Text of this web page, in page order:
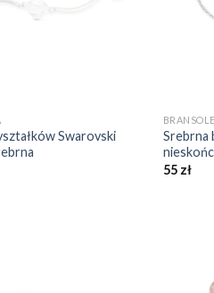
Swarovski
Srebrna
55 zł